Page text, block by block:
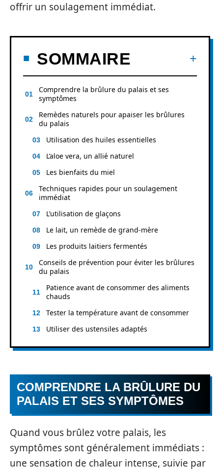
offrir un soulagement immédiat.
SOMMAIRE
Comprendre la brûlure du palais et ses
symptômes
Remèdes naturels pour apaiser les brûlures
du palais
Utilisation des huiles essentielles
L’aloe vera, un allié naturel
Les bienfaits du miel
Techniques rapides pour un soulagement
immédiat
L’utilisation de glaçons
Le lait, un remède de grand-mère
Les produits laitiers fermentés
Conseils de prévention pour éviter les brûlures
du palais
Patience avant de consommer des aliments
chauds
Tester la température avant de consommer
Utiliser des ustensiles adaptés
COMPRENDRE LA BRÛLURE DU
PALAIS ET SES SYMPTÔMES
Quand vous brûlez votre palais, les
symptômes sont généralement immédiats :
une sensation de chaleur intense, suivie par